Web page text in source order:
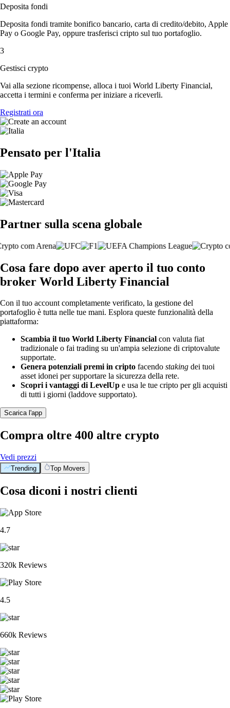
Deposita fondi
Deposita fondi tramite bonifico bancario, carta di credito/debito, Apple
Pay o Google Pay, oppure trasferisci cripto sul tuo portafoglio.
3
Gestisci crypto
Vai alla sezione ricompense, alloca i tuoi World Liberty Financial,
accetta i termini e conferma per iniziare a riceverli.
Registrati ora
Pensato per l'Italia
Partner sulla scena globale
Cosa fare dopo aver aperto il tuo conto
broker World Liberty Financial
Con il tuo account completamente verificato, la gestione del
portafoglio è tutta nelle tue mani. Esplora queste funzionalità della
piattaforma:
Scambia il tuo World Liberty Financial con valuta fiat
tradizionale o fai trading su un'ampia selezione di criptovalute
supportate.
Genera potenziali premi in cripto facendo staking dei tuoi
asset idonei per supportare la sicurezza della rete.
Scopri i vantaggi di LevelUp e usa le tue cripto per gli acquisti
di tutti i giorni (laddove supportato).
Scarica l'app
Compra oltre 400 altre crypto
Vedi prezzi
Trending Top Movers
Cosa diconi i nostri clienti
4.7
320k Reviews
4.5
660k Reviews